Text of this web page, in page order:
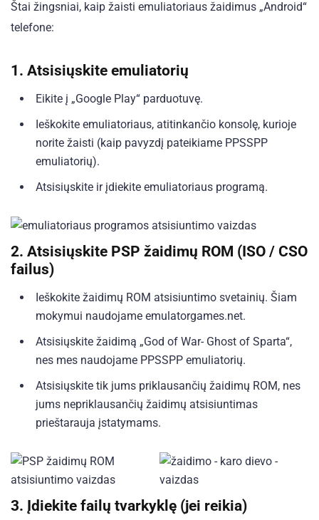
Štai žingsniai, kaip žaisti emuliatoriaus žaidimus „Android“
telefone:
1. Atsisiųskite emuliatorių
Eikite į „Google Play“ parduotuvę.
Ieškokite emuliatoriaus, atitinkančio konsolę, kurioje
norite žaisti (kaip pavyzdį pateikiame PPSSPP
emuliatorių).
Atsisiųskite ir įdiekite emuliatoriaus programą.
2. Atsisiųskite PSP žaidimų ROM (ISO / CSO
failus)
Ieškokite žaidimų ROM atsisiuntimo svetainių. Šiam
mokymui naudojame emulatorgames.net.
Atsisiųskite žaidimą „God of War- Ghost of Sparta“,
nes mes naudojame PPSSPP emuliatorių.
Atsisiųskite tik jums priklausančių žaidimų ROM, nes
jums nepriklausančių žaidimų atsisiuntimas
prieštarauja įstatymams.
3. Įdiekite failų tvarkyklę (jei reikia)